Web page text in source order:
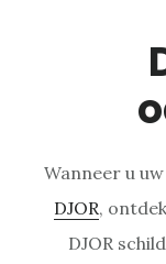
Wanneer u
DJOR,
DJOR